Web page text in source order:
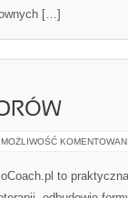
[…]
MOŻLIWOŚĆ
to